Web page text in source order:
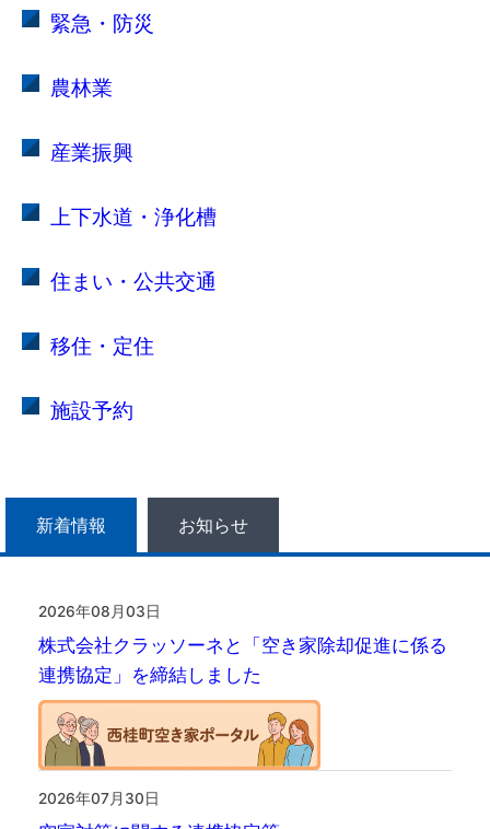
緊急・防災
農林業
産業振興
上下水道・浄化槽
住まい・公共交通
移住・定住
施設予約
新着情報 お知らせ
2026年08月03日
株式会社クラッソーネと「空き家除却促進に係る
連携協定」を締結しました
2026年07月30日